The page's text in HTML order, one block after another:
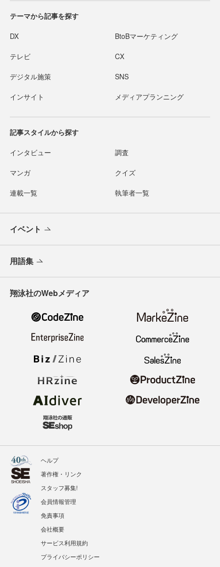
テーマから記事を探す
DX BtoBマーケティング
テレビ CX
デジタル施策 SNS
インサイト メディアプランニング
記事スタイルから探す
インタビュー 調査
マンガ クイズ
連載一覧 執筆者一覧
イベント
用語集
翔泳社のWebメディア
ヘルプ
著作権・リンク
スタッフ募集!
会員情報管理
免責事項
会社概要
サービス利用規約
プライバシーポリシー